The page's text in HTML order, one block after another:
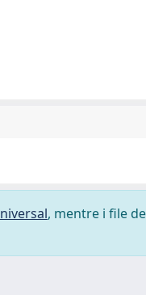
, mentre i file